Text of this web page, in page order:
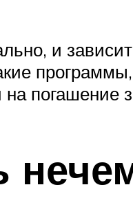
и
погашение